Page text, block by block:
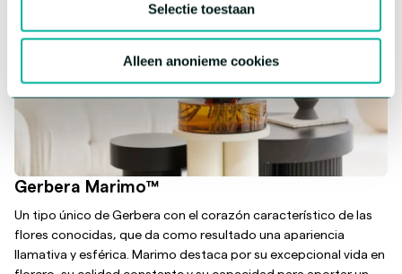
Selectie toestaan
Alleen anonieme cookies
Gerbera Marimo™
Un tipo único de Gerbera con el corazón característico de las
flores conocidas, que da como resultado una apariencia
llamativa y esférica. Marimo destaca por su excepcional vida en